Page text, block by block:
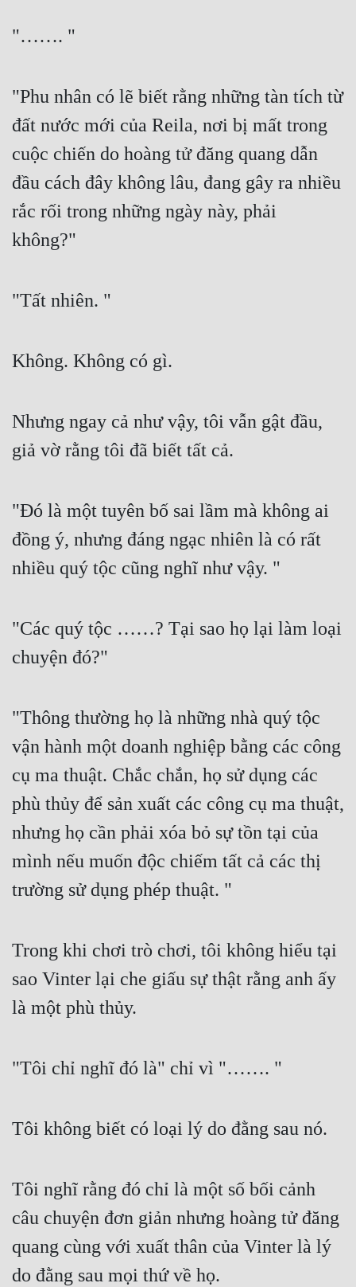
Đẹp
Tính Cách Nhân Vật :
Vô Sỉ
Điềm Đạm
"……. "
"Phu nhân có lẽ biết rằng những tàn tích từ
đất nước mới của Reila, nơi bị mất trong
cuộc chiến do hoàng tử đăng quang dẫn
đầu cách đây không lâu, đang gây ra nhiều
rắc rối trong những ngày này, phải
không?"
"Tất nhiên. "
Không. Không có gì.
Nhưng ngay cả như vậy, tôi vẫn gật đầu,
giả vờ rằng tôi đã biết tất cả.
"Đó là một tuyên bố sai lầm mà không ai
đồng ý, nhưng đáng ngạc nhiên là có rất
nhiều quý tộc cũng nghĩ như vậy. "
"Các quý tộc ……? Tại sao họ lại làm loại
chuyện đó?"
"Thông thường họ là những nhà quý tộc
vận hành một doanh nghiệp bằng các công
cụ ma thuật. Chắc chắn, họ sử dụng các
phù thủy để sản xuất các công cụ ma thuật,
nhưng họ cần phải xóa bỏ sự tồn tại của
mình nếu muốn độc chiếm tất cả các thị
trường sử dụng phép thuật. "
Trong khi chơi trò chơi, tôi không hiểu tại
sao Vinter lại che giấu sự thật rằng anh ấy
là một phù thủy.
"Tôi chỉ nghĩ đó là" chỉ vì "……. "
Tôi không biết có loại lý do đằng sau nó.
Tôi nghĩ rằng đó chỉ là một số bối cảnh
câu chuyện đơn giản nhưng hoàng tử đăng
quang cùng với xuất thân của Vinter là lý
do đằng sau mọi thứ về họ.